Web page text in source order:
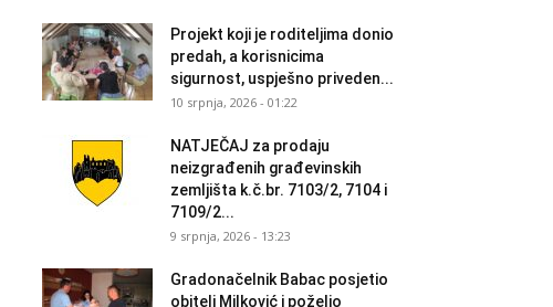
Projekt koji je roditeljima donio
predah, a korisnicima
sigurnost, uspješno priveden...
10 srpnja, 2026 - 01:22
NATJEČAJ za prodaju
neizgrađenih građevinskih
zemljišta k.č.br. 7103/2, 7104 i
7109/2...
9 srpnja, 2026 - 13:23
Gradonačelnik Babac posjetio
obitelj Milković i poželio